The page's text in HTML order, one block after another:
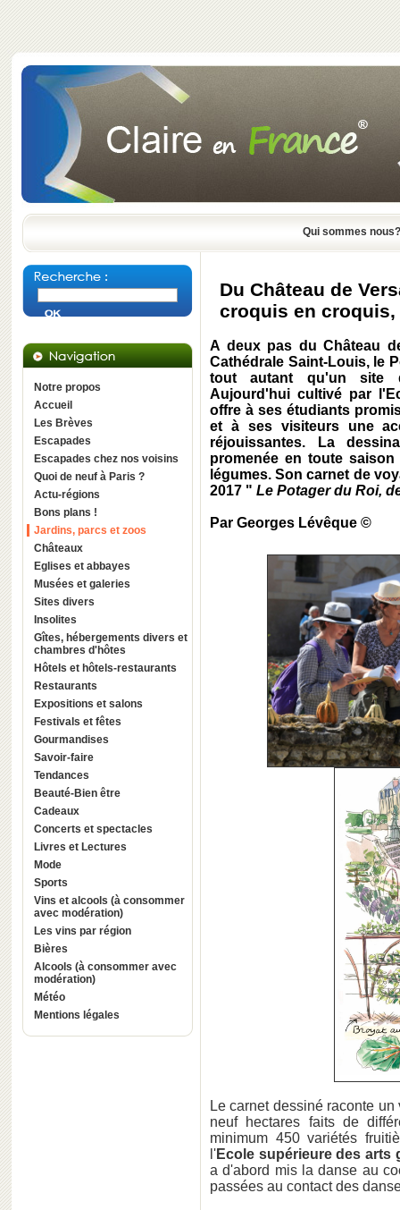
Qui sommes nous?
Notre propos
Accueil
Les Brèves
Escapades
Escapades chez nos voisins
Quoi de neuf à Paris ?
Actu-régions
Bons plans !
Jardins, parcs et zoos
Châteaux
Eglises et abbayes
Musées et galeries
Sites divers
Insolites
Gîtes, hébergements divers et
chambres d'hôtes
Hôtels et hôtels-restaurants
Restaurants
Expositions et salons
Festivals et fêtes
Gourmandises
Savoir-faire
Tendances
Beauté-Bien être
Cadeaux
Concerts et spectacles
Livres et Lectures
Mode
Sports
Vins et alcools (à consommer
avec modération)
Les vins par région
Bières
Alcools (à consommer avec
modération)
Météo
Mentions légales
Du Château de
croquis en croquis,
A deux pas du Château
Cathédrale Saint-Louis, le
tout autant qu'un site
Aujourd'hui cultivé par
offre à ses étudiants
et à ses visiteurs une
réjouissantes. La
promenée en toute
légumes. Son carnet de
2017 " Le Potager du Roi,
Par Georges Lévêque ©
Le carnet dessiné raconte
neuf hectares faits de
minimum 450 variétés
l'Ecole supérieure des arts
a d'abord mis la danse au
passées au contact des